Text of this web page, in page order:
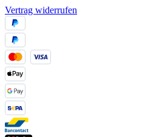
Vertrag widerrufen